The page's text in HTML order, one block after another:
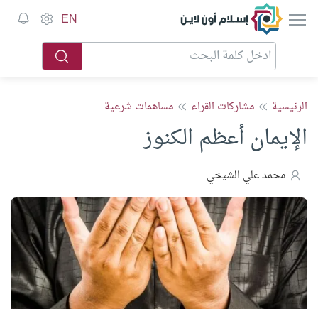
إسلام أون لاين EN
الرئيسية مشاركات القراء مساهمات شرعية
الإيمان أعظم الكنوز
محمد علي الشيخي